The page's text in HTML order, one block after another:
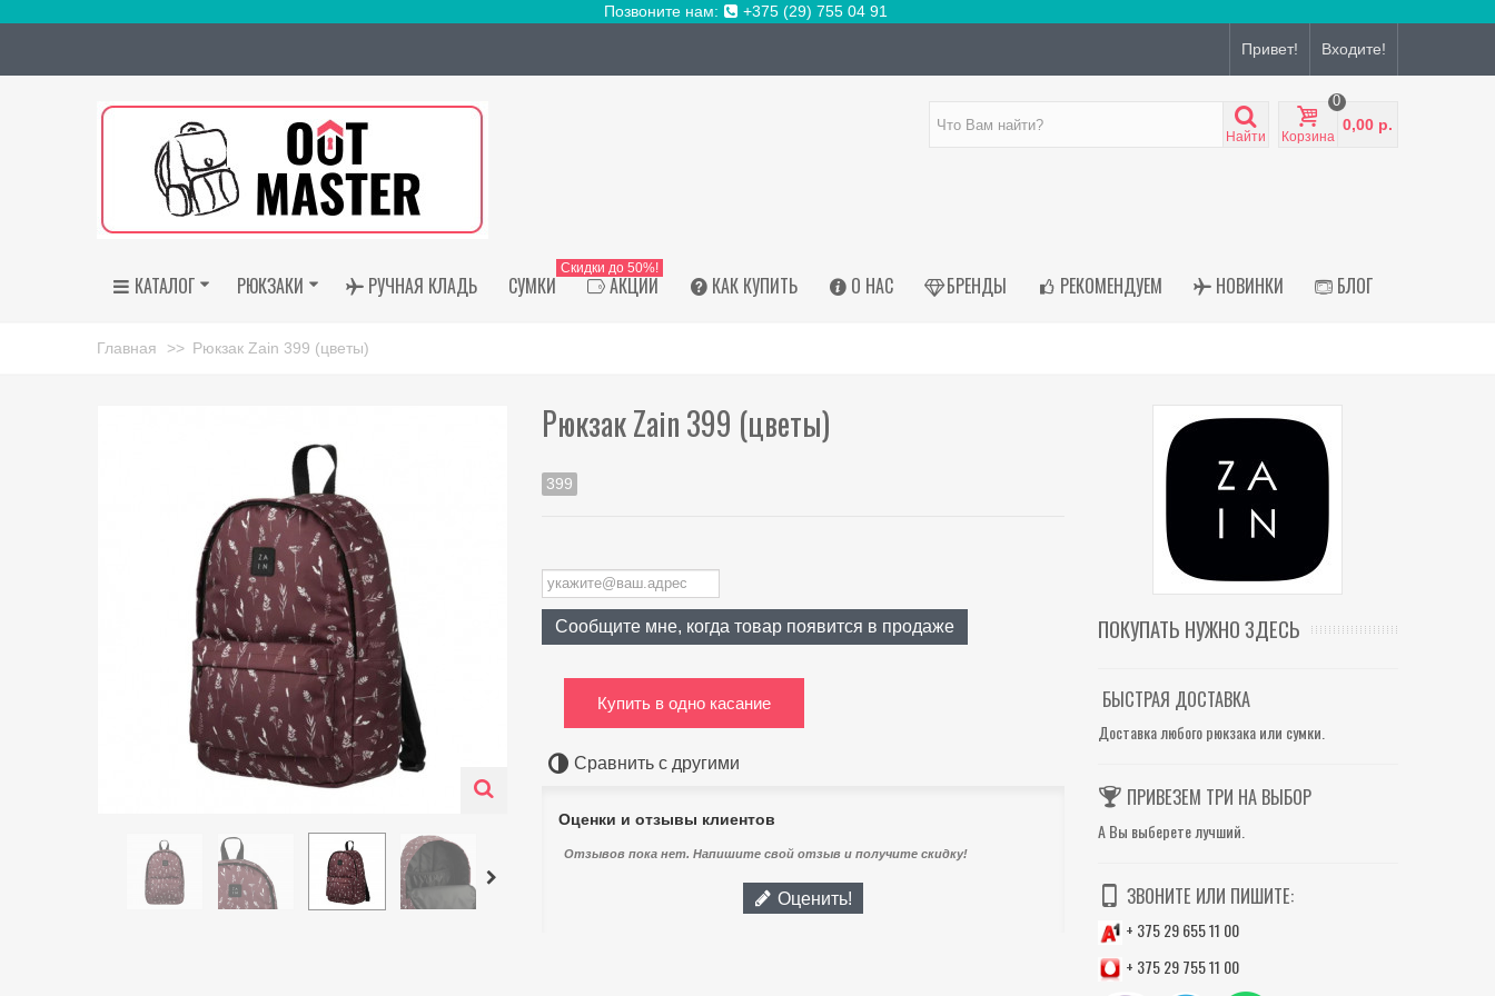
Позвоните нам: +375 (29) 755 04 91
Привет! Входите!
Найти Корзина
0
0,00 р.
КАТАЛОГ РЮКЗАКИ РУЧНАЯ КЛАДЬ СУМКИ АКЦИИ
Скидки до 50%!
КАК КУПИТЬ О НАС БРЕНДЫ РЕКОМЕНДУЕМ НОВИНКИ БЛОГ
Главная >> Рюкзак Zain 399 (цветы)
Рюкзак Zain 399 (цветы)
399
Сообщите мне, когда товар появится в продаже
Купить в одно касание
Сравнить с другими
Оценки и отзывы клиентов
Отзывов пока нет. Напишите свой отзыв и получите скидку!
Оценить!
ПОКУПАТЬ НУЖНО ЗДЕСЬ
БЫСТРАЯ ДОСТАВКА
Доставка любого рюкзака или сумки.
ПРИВЕЗЕМ ТРИ НА ВЫБОР
А Вы выберете лучший.
ЗВОНИТЕ ИЛИ ПИШИТЕ:
+ 375 29 655 11 00
+ 375 29 755 11 00